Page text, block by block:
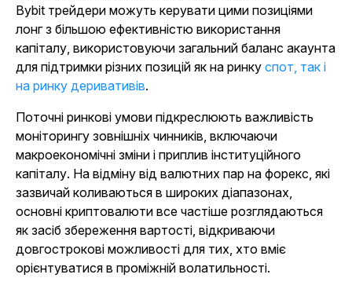
Bybit трейдери можуть керувати цими позиціями
лонг з більшою ефективністю використання
капіталу, використовуючи загальний баланс акаунта
для підтримки різних позицій як на ринку спот, так і
на ринку деривативів.
Поточні ринкові умови підкреслюють важливість
моніторингу зовнішніх чинників, включаючи
макроекономічні зміни і приплив інституційного
капіталу. На відміну від валютних пар на форекс, які
зазвичай коливаються в широких діапазонах,
основні криптовалюти все частіше розглядаються
як засіб збереження вартості, відкриваючи
довгострокові можливості для тих, хто вміє
орієнтуватися в проміжній волатильності.